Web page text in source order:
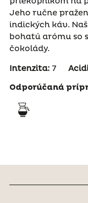
Jeho ručne
indických káv.
bohatú arómu so
čokolády.
Intenzita: 7
Odporúčaná